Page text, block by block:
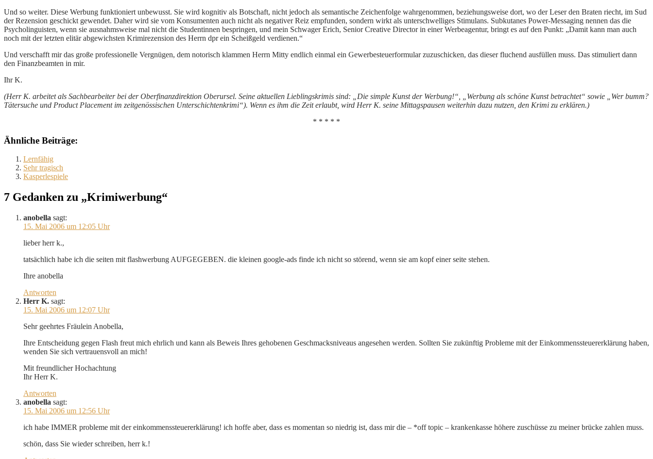
Und so weiter. Diese Werbung funktioniert unbewusst. Sie wird kognitiv als Botschaft, nicht jedoch als semantische Zeichenfolge wahrgenommen, beziehungsweise dort, wo der Leser den Braten riecht, im Sud
der Rezension geschickt gewendet. Daher wird sie vom Konsumenten auch nicht als negativer Reiz empfunden, sondern wirkt als unterschwelliges Stimulans. Subkutanes Power-Messaging nennen das die
Psycholinguisten, wenn sie ausnahmsweise mal nicht die Studentinnen bespringen, und mein Schwager Erich, Senior Creative Director in einer Werbeagentur, bringt es auf den Punkt: „Damit kann man auch
noch mit der letzten elitär abgewichsten Krimirezension des Herrn dpr ein Scheißgeld verdienen.“
Und verschafft mir das große professionelle Vergnügen, dem notorisch klammen Herrn Mitty endlich einmal ein Gewerbesteuerformular zuzuschicken, das dieser fluchend ausfüllen muss. Das stimuliert dann
den Finanzbeamten in mir.
Ihr K.
(Herr K. arbeitet als Sachbearbeiter bei der Oberfinanzdirektion Oberursel. Seine aktuellen Lieblingskrimis sind: „Die simple Kunst der Werbung!“, „Werbung als schöne Kunst betrachtet“ sowie „Wer bumm?
Tätersuche und Product Placement im zeitgenössischen Unterschichtenkrimi“). Wenn es ihm die Zeit erlaubt, wird Herr K. seine Mittagspausen weiterhin dazu nutzen, den Krimi zu erklären.)
* * * * *
Ähnliche Beiträge:
Lernfähig
Sehr tragisch
Kasperlespiele
7 Gedanken zu „Krimiwerbung“
anobella sagt:
15. Mai 2006 um 12:05 Uhr
lieber herr k.,
tatsächlich habe ich die seiten mit flashwerbung AUFGEGEBEN. die kleinen google-ads finde ich nicht so störend, wenn sie am kopf einer seite stehen.
Ihre anobella
Antworten
Herr K. sagt:
15. Mai 2006 um 12:07 Uhr
Sehr geehrtes Fräulein Anobella,
Ihre Entscheidung gegen Flash freut mich ehrlich und kann als Beweis Ihres gehobenen Geschmacksniveaus angesehen werden. Sollten Sie zukünftig Probleme mit der Einkommenssteuererklärung haben,
wenden Sie sich vertrauensvoll an mich!
Mit freundlicher Hochachtung
Ihr Herr K.
Antworten
anobella sagt:
15. Mai 2006 um 12:56 Uhr
ich habe IMMER probleme mit der einkommenssteuererklärung! ich hoffe aber, dass es momentan so niedrig ist, dass mir die – *off topic – krankenkasse höhere zuschüsse zu meiner brücke zahlen muss.
schön, dass Sie wieder schreiben, herr k.!